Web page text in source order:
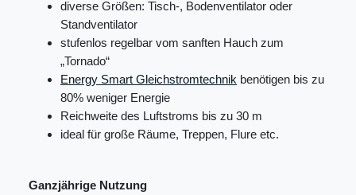
diverse Größen: Tisch-, Bodenventilator oder
Standventilator
stufenlos regelbar vom sanften Hauch zum
„Tornado“
Energy Smart Gleichstromtechnik benötigen bis zu
80% weniger Energie
Reichweite des Luftstroms bis zu 30 m
ideal für große Räume, Treppen, Flure etc.
Ganzjährige Nutzung